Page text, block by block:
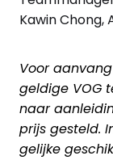
Kawin Chong,
Voor
geldige VOG
naar
prijs gesteld.
gelijke